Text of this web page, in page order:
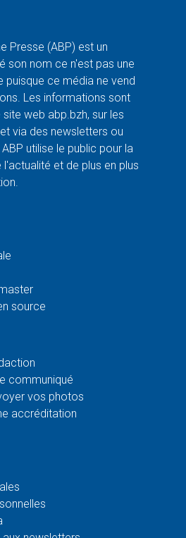
Presse (ABP) est un
son nom ce n'est pas une
puisque ce média ne vend
Les informations sont
web abp.bzh, sur les
via des newsletters ou
utilise le public pour la
et de plus en plus
source
communiqué
vos photos
accréditation